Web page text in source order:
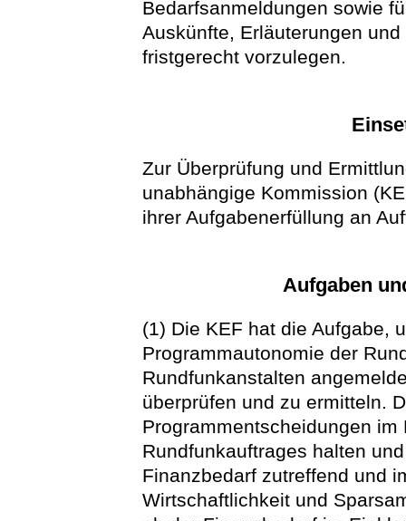
Bedarfsanmeldungen sowie
Auskünfte, Erläuterungen
fristgerecht vorzulegen.
Zur Überprüfung und
unabhängige Kommission
ihrer Aufgabenerfüllung an
Aufgaben
(1) Die KEF hat die Aufgabe,
Programmautonomie der
Rundfunkanstalten
überprüfen und zu ermitteln.
Programmentscheidungen
Rundfunkauftrages halten
Finanzbedarf zutreffend und
Wirtschaftlichkeit und